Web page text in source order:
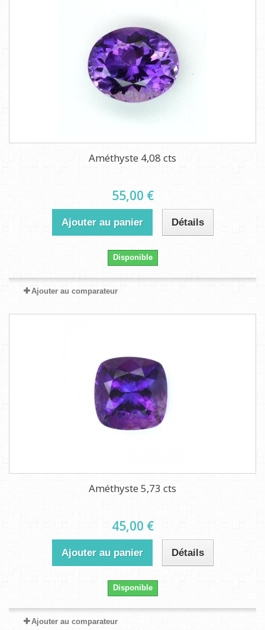
Améthyste 4,08 cts
55,00 €
Ajouter au panier Détails
Disponible
Ajouter au comparateur
Améthyste 5,73 cts
45,00 €
Ajouter au panier Détails
Disponible
Ajouter au comparateur